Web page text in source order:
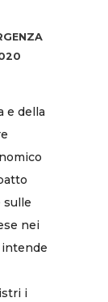
e della
sulle
nei
intende
i